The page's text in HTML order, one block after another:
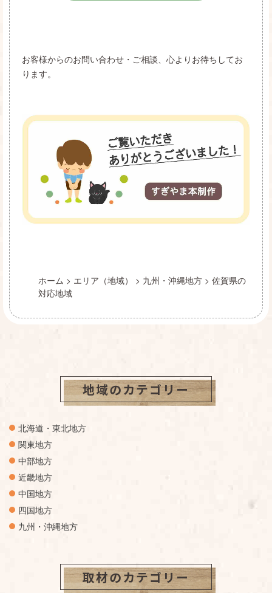
お客様からのお問い合わせ・ご相談、心よりお待ちしてお
ります。
ホーム > エリア（地域） > 九州・沖縄地方 > 佐賀県の
対応地域
地域のカテゴリー
北海道・東北地方
関東地方
中部地方
近畿地方
中国地方
四国地方
九州・沖縄地方
取材のカテゴリー